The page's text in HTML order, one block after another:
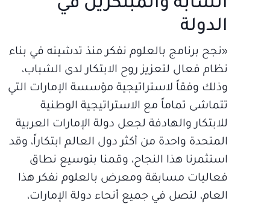
الشابة والمُبتكرين في
الدولة
«نجح برنامج بالعلوم نفكر منذ تدشينه في بناء
نظام فعال لتعزيز روح الابتكار لدى الشباب،
وذلك وفقاً لاستراتيجية مؤسسة الإمارات التي
تتماشى تماماً مع الاستراتيجية الوطنية
للابتكار والهادفة لجعل دولة الإمارات العربية
المتحدة واحدة من أكثر دول العالم ابتكاراً، وقد
استثمرنا هذا النجاح، وقمنا بتوسيع نطاق
فعاليات مسابقة ومعرض بالعلوم نفكر هذا
العام، لتصل في جميع أنحاء دولة الإمارات،